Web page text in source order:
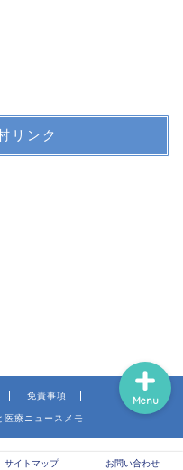
リンク
免責事項
療ニュースメモ
サイトマップ お問い合わせ
Menu